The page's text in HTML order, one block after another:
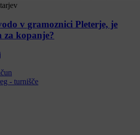
v gramoznici Pleterje, je
za kopanje?
- turnišče